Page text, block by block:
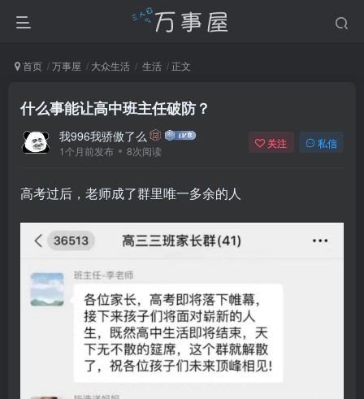
首页 万事屋 大众生活 生活 正文
什么事能让高中班主任破防？
我996我骄傲了么
1个月前发布 8次阅读
关注 私信
高考过后，老师成了群里唯一多余的人